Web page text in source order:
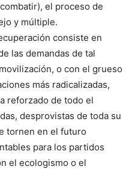
el proceso de
y múltiple.
consiste en
las demandas de tal
o con el grueso
más radicalizadas,
reforzado de todo el
desprovistas de toda su
tornen en el futuro
para los partidos
el ecologismo o el